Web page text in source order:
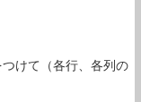
けて（各行、各列の